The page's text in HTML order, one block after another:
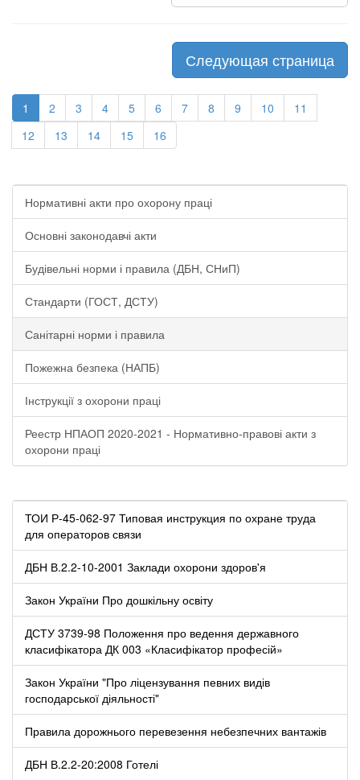
Следующая страница
1 2 3 4 5 6 7 8 9 10
11
12
13 14 15 16
Нормативні акти про охорону праці
Основні законодавчі акти
Будівельні норми і правила (ДБН, СНиП)
Стандарти (ГОСТ, ДСТУ)
Санітарні норми і правила
Пожежна безпека (НАПБ)
Інструкції з охорони праці
Реестр НПАОП 2020-2021 - Нормативно-правові акти з
охорони праці
ТОИ Р-45-062-97 Типовая инструкция по охране труда
для операторов связи
ДБН В.2.2-10-2001 Заклади охорони здоров'я
Закон України Про дошкільну освіту
ДСТУ 3739-98 Положення про ведення державного
класифікатора ДК 003 «Класифікатор професій»
Закон України "Про ліцензування певних видів
господарської діяльності"
Правила дорожнього перевезення небезпечних вантажів
ДБН В.2.2-20:2008 Готелі